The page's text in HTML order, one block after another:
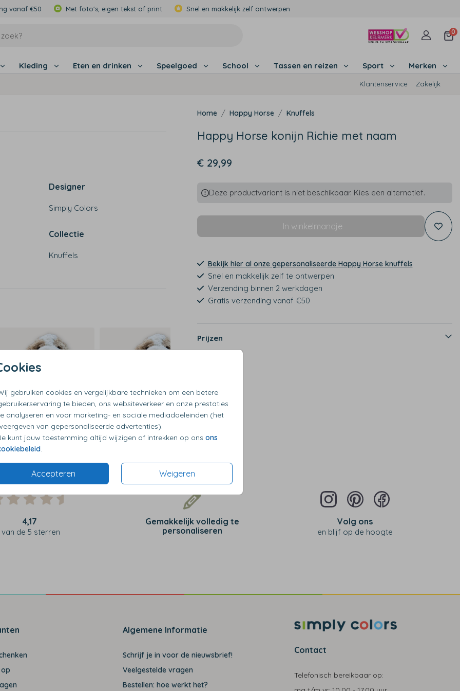
vanaf €50 Met foto's, eigen tekst of print Snel en makkelijk zelf ontwerpen
0
Kleding Eten en drinken Speelgoed School Tassen en reizen Sport Merken
Klantenservice Zakelijk
gebruiken cookies en vergelijkbare technieken om een betere
te bieden, ons websiteverkeer en onze prestaties
analyseren en voor marketing- en sociale mediadoeleinden (het
van gepersonaliseerde advertenties).
kunt jouw toestemming altijd wijzigen of intrekken op ons ons
Accepteren Weigeren
Designer
Simply Colors
Collectie
Knuffels
Happy Horse Knuffels
Happy Horse konijn Richie met naam
€ 29,99
Deze productvariant is niet beschikbaar. Kies een alternatief.
In winkelmandje
Bekijk hier al onze gepersonaliseerde Happy Horse knuffels
Snel en makkelijk zelf te ontwerpen
Verzending binnen 2 werkdagen
Gratis verzending vanaf €50
Prijzen
4,17
van de 5 sterren
Gemakkelijk volledig te
personaliseren
Volg ons
en blijf op de hoogte
Algemene Informatie
Schrijf je in voor de nieuwsbrief!
Veelgestelde vragen
Bestellen: hoe werkt het?
Contact
Telefonisch bereikbaar op: